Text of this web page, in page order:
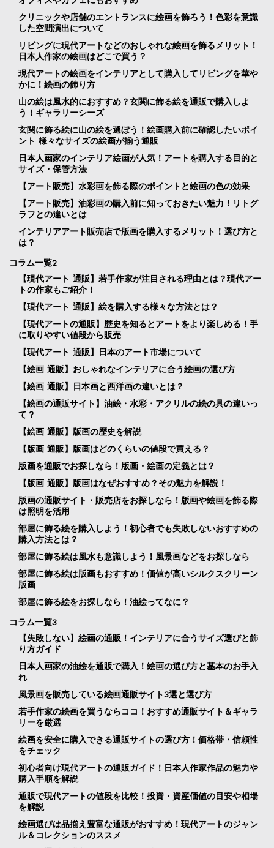
クリニックや店舗のエントランスに絵画を飾ろう！色彩を意識
した空間演出について
リビングに現代アートなどのおしゃれな絵画を飾るメリット！
日本人作家の絵画はどこで買う？
現代アートの絵画をインテリアとして購入してリビングを華や
かに！絵画の飾り方
山の絵は風水的におすすめ？玄関に飾る絵を通販で購入しよ
う！ギャラリーシーズ
玄関に飾る絵に山の絵を選ぼう！絵画購入前に確認したいポイ
ント 様々なサイズの絵画が揃う通販
日本人画家のインテリア絵画が人気！アートを購入する目的と
サイズ・保管方法
【アート販売】水彩画を飾る際のポイントと絵画の色の効果
【アート販売】油彩画の購入前に知っておきたい魅力！リトグ
ラフとの違いとは
インテリアアート販売店で版画を購入するメリット！選び方と
は？
コラム一覧2
【現代アート 通販】若手作家が注目される理由とは？現代アー
トの作家もご紹介！
【現代アート 通販】絵を購入する様々な方法とは？
【現代アートの通販】歴史を知るとアートをより楽しめる！手
に取りやすい値段から販売
【現代アート 通販】日本のアート市場について
【絵画 通販】おしゃれなインテリアに合う絵画の選び方
【絵画 通販】日本画と西洋画の違いとは？
【絵画の通販サイト】油絵・水彩・アクリルの絵の具の違いっ
て？
【絵画 通販】版画の歴史を解説
【版画 通販】版画はどのくらいの値段で買える？
版画を通販でお探しなら！版画・絵画の定義とは？
【版画 通販】版画はなぜおすすめ？その魅力を解説！
版画の通販サイト・販売店をお探しなら！版画や絵画を飾る際
は照明を活用
部屋に飾る絵を購入しよう！初心者でも失敗しないおすすめの
購入方法とは？
部屋に飾る絵は風水も意識しよう！風景画などをお探しなら
部屋に飾る絵は版画もおすすめ！価値が高いシルクスクリーン
版画
部屋に飾る絵をお探しなら！油絵ってなに？
コラム一覧3
【失敗しない】絵画の通販！インテリアに合うサイズ選びと飾
り方ガイド
日本人画家の油絵を通販で購入！絵画の選び方と基本のお手入
れ
風景画を販売している絵画通販サイト3選と選び方
若手作家の絵画を買うならココ！おすすめ通販サイト＆ギャラ
リーを厳選
絵画を安全に購入できる通販サイトの選び方！価格帯・信頼性
をチェック
初心者向け現代アートの通販ガイド！日本人作家作品の魅力や
購入手順を解説
通販で現代アートの値段を比較！投資・資産価値の目安や相場
を解説
絵画選びは品揃え豊富な通販がおすすめ！現代アートのジャン
ル＆コレクションのススメ